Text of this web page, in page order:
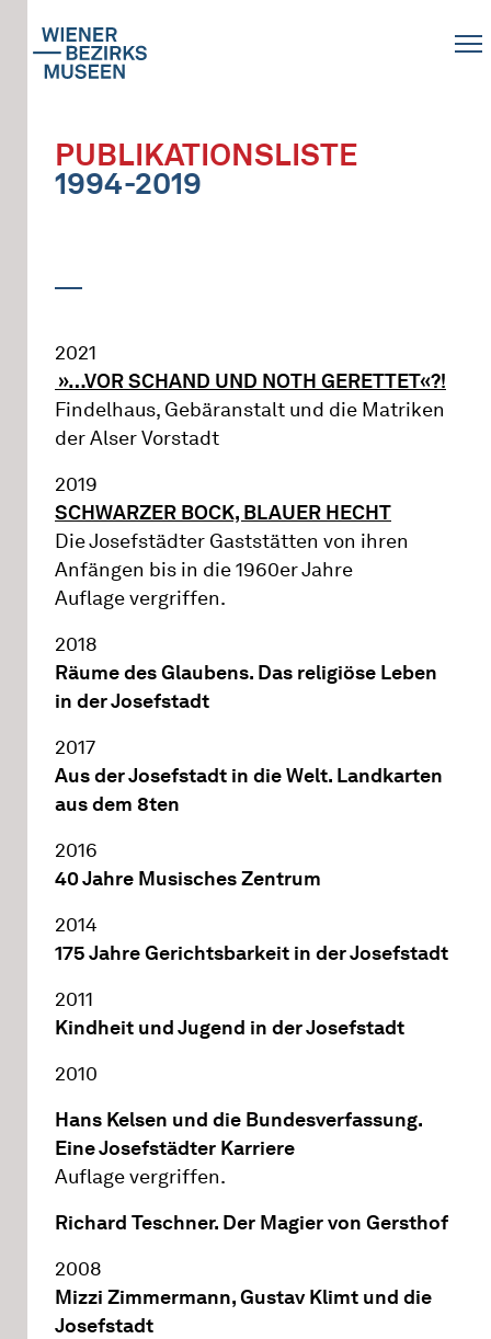
PUBLIKATIONSLISTE
1994-2019
2021
»…VOR SCHAND UND NOTH GERETTET«?!
Findelhaus, Gebäranstalt und die Matriken
der Alser Vorstadt
2019
SCHWARZER BOCK, BLAUER HECHT
Die Josefstädter Gaststätten von ihren
Anfängen bis in die 1960er Jahre
Auflage vergriffen.
2018
Räume des Glaubens. Das religiöse Leben
in der Josefstadt
2017
Aus der Josefstadt in die Welt. Landkarten
aus dem 8ten
2016
40 Jahre Musisches Zentrum
2014
175 Jahre Gerichtsbarkeit in der Josefstadt
2011
Kindheit und Jugend in der Josefstadt
2010
Hans Kelsen und die Bundesverfassung.
Eine Josefstädter Karriere
Auflage vergriffen.
Richard Teschner. Der Magier von Gersthof
2008
Mizzi Zimmermann, Gustav Klimt und die
Josefstadt